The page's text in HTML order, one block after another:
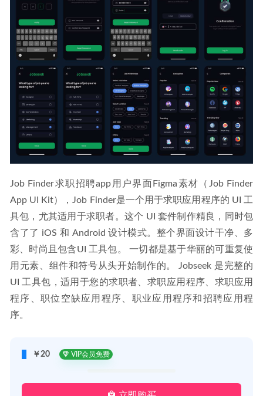
Job Finder求职招聘app用户界面Figma素材（Job Finder
App UI Kit），Job Finder是一个用于求职应用程序的 UI 工
具包，尤其适用于求职者。这个 UI 套件制作精良，同时包
含了了 iOS 和 Android 设计模式。整个界面设计干净、多
彩、时尚且包含UI 工具包。 一切都是基于华丽的可重复使
用元素、组件和符号从头开始制作的。 Jobseek 是完整的
UI 工具包，适用于您的求职者、求职应用程序、求职应用
程序、职位空缺应用程序、职业应用程序和招聘应用程
序。
￥20 VIP会员免费